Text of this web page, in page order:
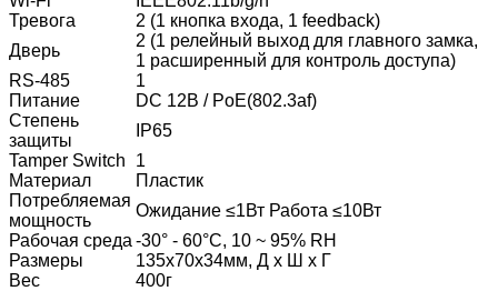
Тревога
2 (1 кнопка входа, 1 feedback)
Дверь
2 (1 релейный выход для главного замка,
1 расширенный для контроль доступа)
RS-485
1
Питание
DC 12В / PoE(802.3af)
Степень
защиты
IP65
Tamper Switch
1
Материал
Пластик
Потребляемая
мощность
Ожидание ≤1Вт Работа ≤10Вт
Рабочая среда -30° - 60°С, 10 ~ 95% RH
Размеры
135х70х34мм, Д x Ш x Г
Вес
400г